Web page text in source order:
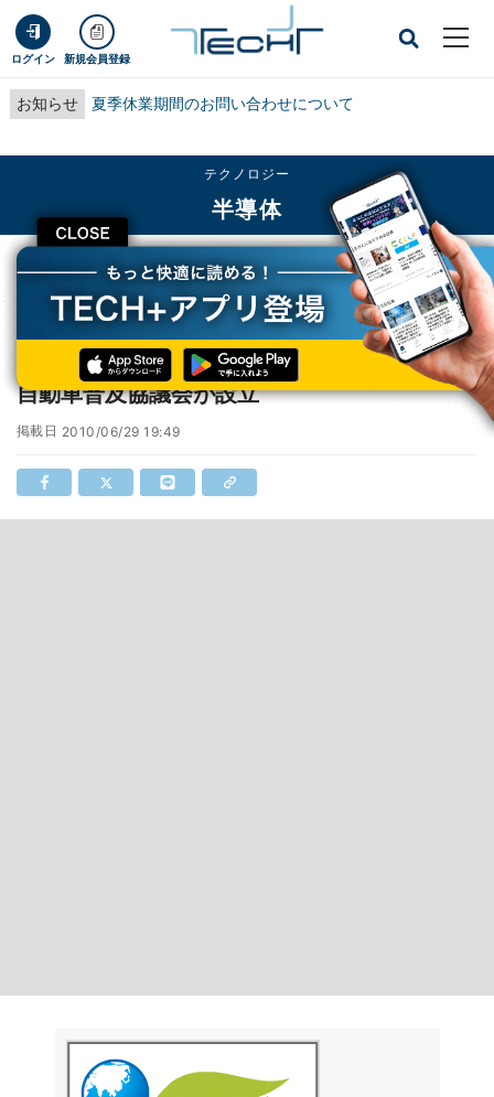
ログイン 新規会員登録
お知らせ 夏季休業期間のお問い合わせについて
CLOSE
テクノロジー
半導体
TECH+ テクノロジー
半導体
EVの普及促進に向けた取り組みが開始 - 電気自動車普及協議会が設立
EVの普及促進に向けた取り組みが開始 - 電気
自動車普及協議会が設立
掲載日 2010/06/29 19:49